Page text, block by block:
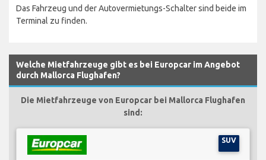
Das Fahrzeug und der Autovermietungs-Schalter sind beide im
Terminal zu finden.
Welche Mietfahrzeuge gibt es bei Europcar im Angebot
durch Mallorca Flughafen?
Die Mietfahrzeuge von Europcar bei Mallorca Flughafen
sind:
SUV